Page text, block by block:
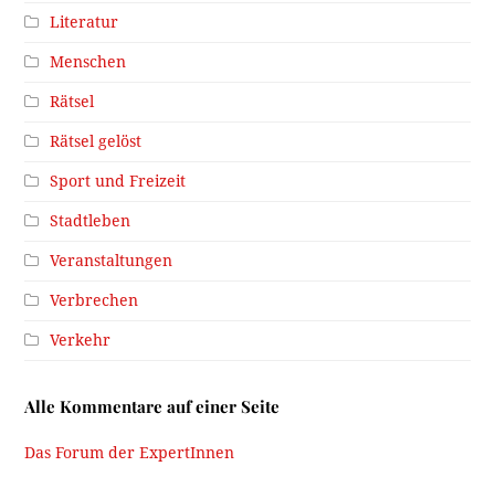
Literatur
Menschen
Rätsel
Rätsel gelöst
Sport und Freizeit
Stadtleben
Veranstaltungen
Verbrechen
Verkehr
Alle Kommentare auf einer Seite
Das Forum der ExpertInnen